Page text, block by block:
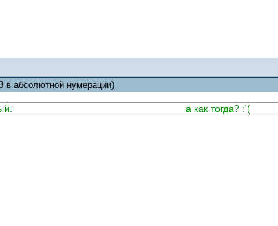
в абсолютной нумерации)
Трафик плотный. а как тогда? :'(